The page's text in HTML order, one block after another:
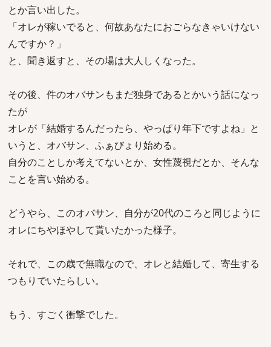
とか言い出した。
「オレが稼いでると、何故あなたにおごらなきゃいけない
んですか？」
と、聞き返すと、その場は大人しくなった。
その後、件のオバサンもまだ独身であるとかいう話になっ
たが
オレが「結婚するんだったら、やっぱり年下ですよね」と
いうと、オバサン、ふぁびょり始める。
自分のことしか考えてないとか、女性蔑視だとか、そんな
ことを言い始める。
どうやら、このオバサン、自分が20代のころと同じように
オレにちやほやして貰いたかった様子。
それで、この歳で無職なので、オレと結婚して、寄生する
つもりでいたらしい。
もう、すごく衝撃でした。